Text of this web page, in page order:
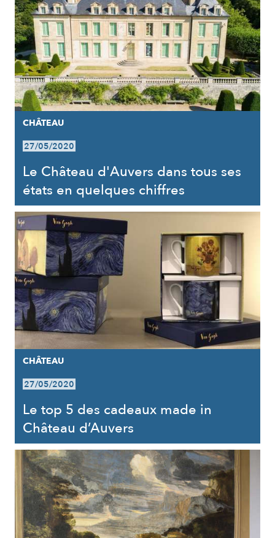
CHÂTEAU
27/05/2020
Le Château d'Auvers dans tous ses
états en quelques chiffres
CHÂTEAU
27/05/2020
Le top 5 des cadeaux made in
Château d’Auvers